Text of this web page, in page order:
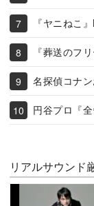
『ヤニねこ
『葬送のフ
名探偵コナ
円谷プロ『
リアルサウンド